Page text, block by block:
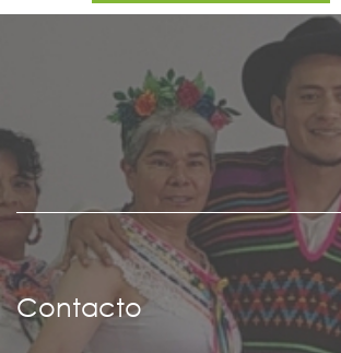
Contacto